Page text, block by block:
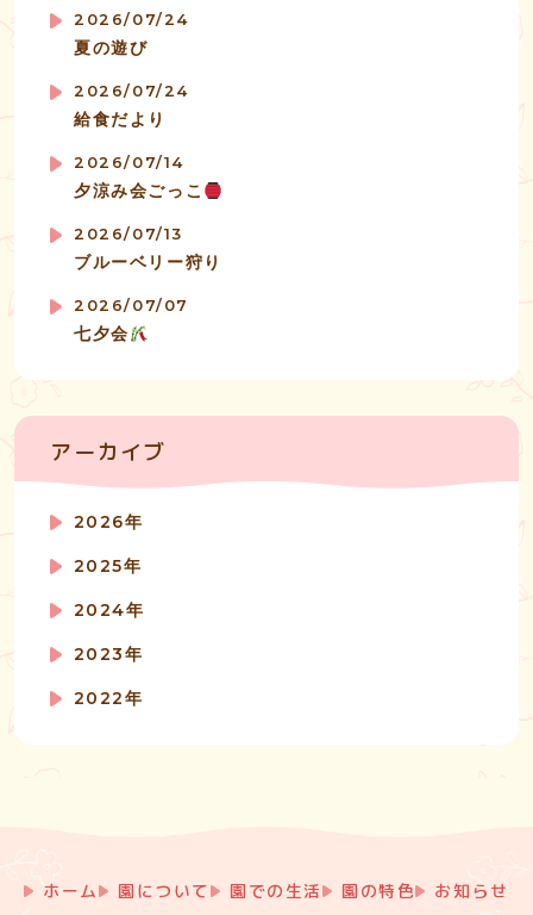
2026/07/24
夏の遊び
2026/07/24
給食だより
2026/07/14
夕涼み会ごっこ
2026/07/13
ブルーベリー狩り
2026/07/07
七夕会
アーカイブ
2026年
2025年
2024年
2023年
2022年
ホーム 園について 園での生活 園の特色
お知らせ